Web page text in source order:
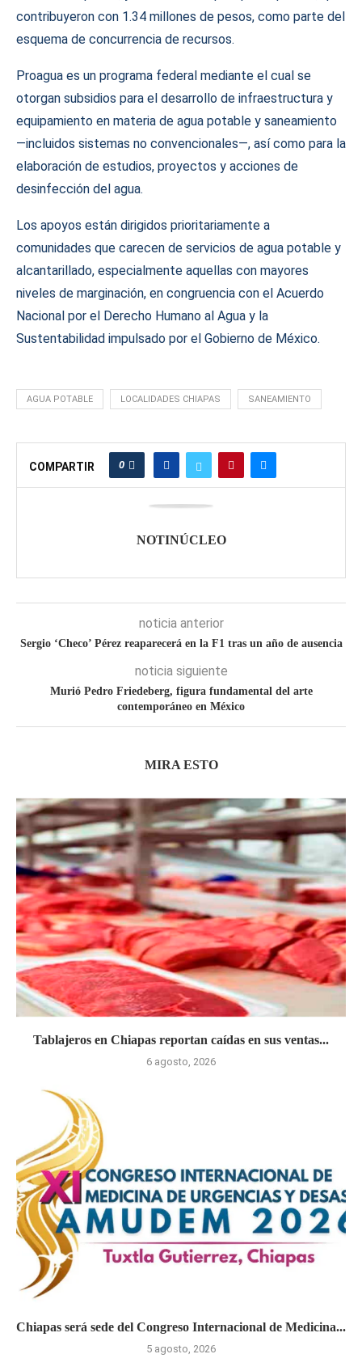
contribuyeron con 1.34 millones de pesos, como parte del
esquema de concurrencia de recursos.
Proagua es un programa federal mediante el cual se
otorgan subsidios para el desarrollo de infraestructura y
equipamiento en materia de agua potable y saneamiento
—incluidos sistemas no convencionales—, así como para la
elaboración de estudios, proyectos y acciones de
desinfección del agua.
Los apoyos están dirigidos prioritariamente a
comunidades que carecen de servicios de agua potable y
alcantarillado, especialmente aquellas con mayores
niveles de marginación, en congruencia con el Acuerdo
Nacional por el Derecho Humano al Agua y la
Sustentabilidad impulsado por el Gobierno de México.
AGUA POTABLE LOCALIDADES CHIAPAS SANEAMIENTO
COMPARTIR 0
NOTINÚCLEO
noticia anterior
Sergio ‘Checo’ Pérez reaparecerá en la F1 tras un año de ausencia
noticia siguiente
Murió Pedro Friedeberg, figura fundamental del arte
contemporáneo en México
MIRA ESTO
Tablajeros en Chiapas reportan caídas en sus ventas...
6 agosto, 2026
Chiapas será sede del Congreso Internacional de Medicina...
5 agosto, 2026